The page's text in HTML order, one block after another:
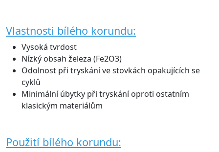
Vlastnosti bílého korundu:
Vysoká tvrdost
Nízký obsah železa (Fe2O3)
Odolnost při tryskání ve stovkách opakujících se
cyklů
Minimální úbytky při tryskání oproti ostatním
klasickým materiálům
Použití bílého korundu: